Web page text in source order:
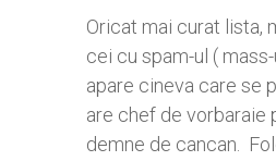
Oricat mai curat lista,
cei cu spam-ul (
apare cineva care se
are chef de vorbaraie
demne de cancan.